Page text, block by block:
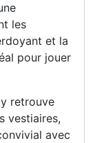
les
et la
pour jouer
retrouve
vestiaires,
avec